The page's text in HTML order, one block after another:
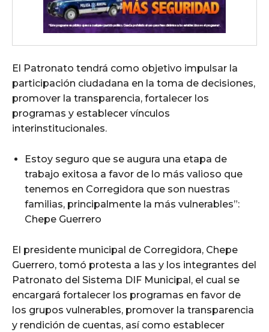
El Patronato tendrá como objetivo impulsar la
participación ciudadana en la toma de decisiones,
promover la transparencia, fortalecer los
programas y establecer vínculos
interinstitucionales.
Estoy seguro que se augura una etapa de
trabajo exitosa a favor de lo más valioso que
tenemos en Corregidora que son nuestras
familias, principalmente la más vulnerables”:
Chepe Guerrero
El presidente municipal de Corregidora, Chepe
Guerrero, tomó protesta a las y los integrantes del
Patronato del Sistema DIF Municipal, el cual se
encargará fortalecer los programas en favor de
los grupos vulnerables, promover la transparencia
y rendición de cuentas, así como establecer